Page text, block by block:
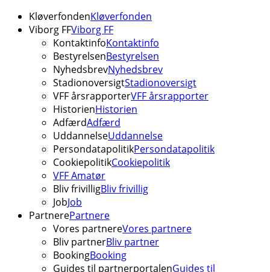
KløverfondenKløverfonden
Viborg FFViborg FF
KontaktinfoKontaktinfo
BestyrelsenBestyrelsen
NyhedsbrevNyhedsbrev
StadionoversigtStadionoversigt
VFF årsrapporterVFF årsrapporter
HistorienHistorien
AdfærdAdfærd
UddannelseUddannelse
PersondatapolitikPersondatapolitik
CookiepolitikCookiepolitik
VFF Amatør
Bliv frivilligBliv frivillig
JobJob
PartnerePartnere
Vores partnereVores partnere
Bliv partnerBliv partner
BookingBooking
Guides til partnerportalenGuides til